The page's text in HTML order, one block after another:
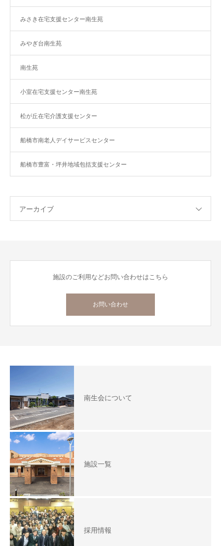
みさき在宅支援センター南生苑
みやぎ台南生苑
南生苑
小室在宅支援センター南生苑
松が丘在宅介護支援センター
船橋市南老人デイサービスセンター
船橋市豊富・坪井地域包括支援センター
アーカイブ
施設のご利用などお問い合わせはこちら
お問い合わせ
南生会について
施設一覧
採用情報